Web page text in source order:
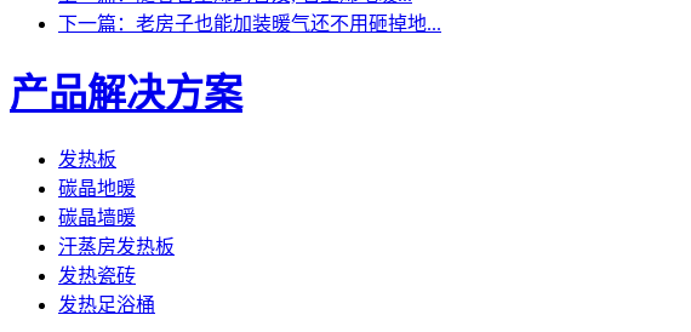
下一篇：老房子也能加装暖气还不用砸掉地...
产品解决方案
发热板
碳晶地暖
碳晶墙暖
汗蒸房发热板
发热瓷砖
发热足浴桶